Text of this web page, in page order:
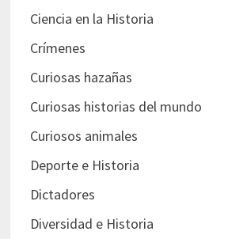
Ciencia en la Historia
Crímenes
Curiosas hazañas
Curiosas historias del mundo
Curiosos animales
Deporte e Historia
Dictadores
Diversidad e Historia